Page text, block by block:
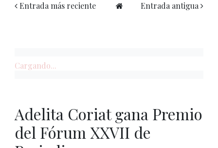
Entrada más reciente Entrada antigua
Cargando...
Adelita Coriat gana Premio
del Fórum XXVII de